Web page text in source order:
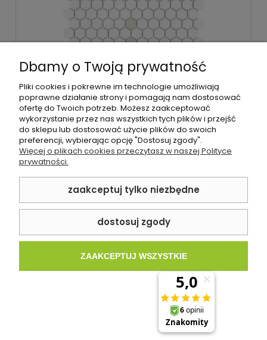
Mozaika Dunin Mini Hexagon Cleo matt
62,00 zł
SPRAWDŹ PRODUKT
Dbamy o Twoją prywatność
Pliki cookies i pokrewne im technologie umożliwiają
poprawne działanie strony i pomagają nam dostosować
ofertę do Twoich potrzeb. Możesz zaakceptować
wykorzystanie przez nas wszystkich tych plików i przejść
do sklepu lub dostosować użycie plików do swoich
preferencji, wybierając opcję "Dostosuj zgody".
Więcej o plikach cookies przeczytasz w naszej Polityce
prywatności.
zaakceptuj tylko niezbędne
dostosuj zgody
ZAAKCEPTUJ WSZYSTKIE